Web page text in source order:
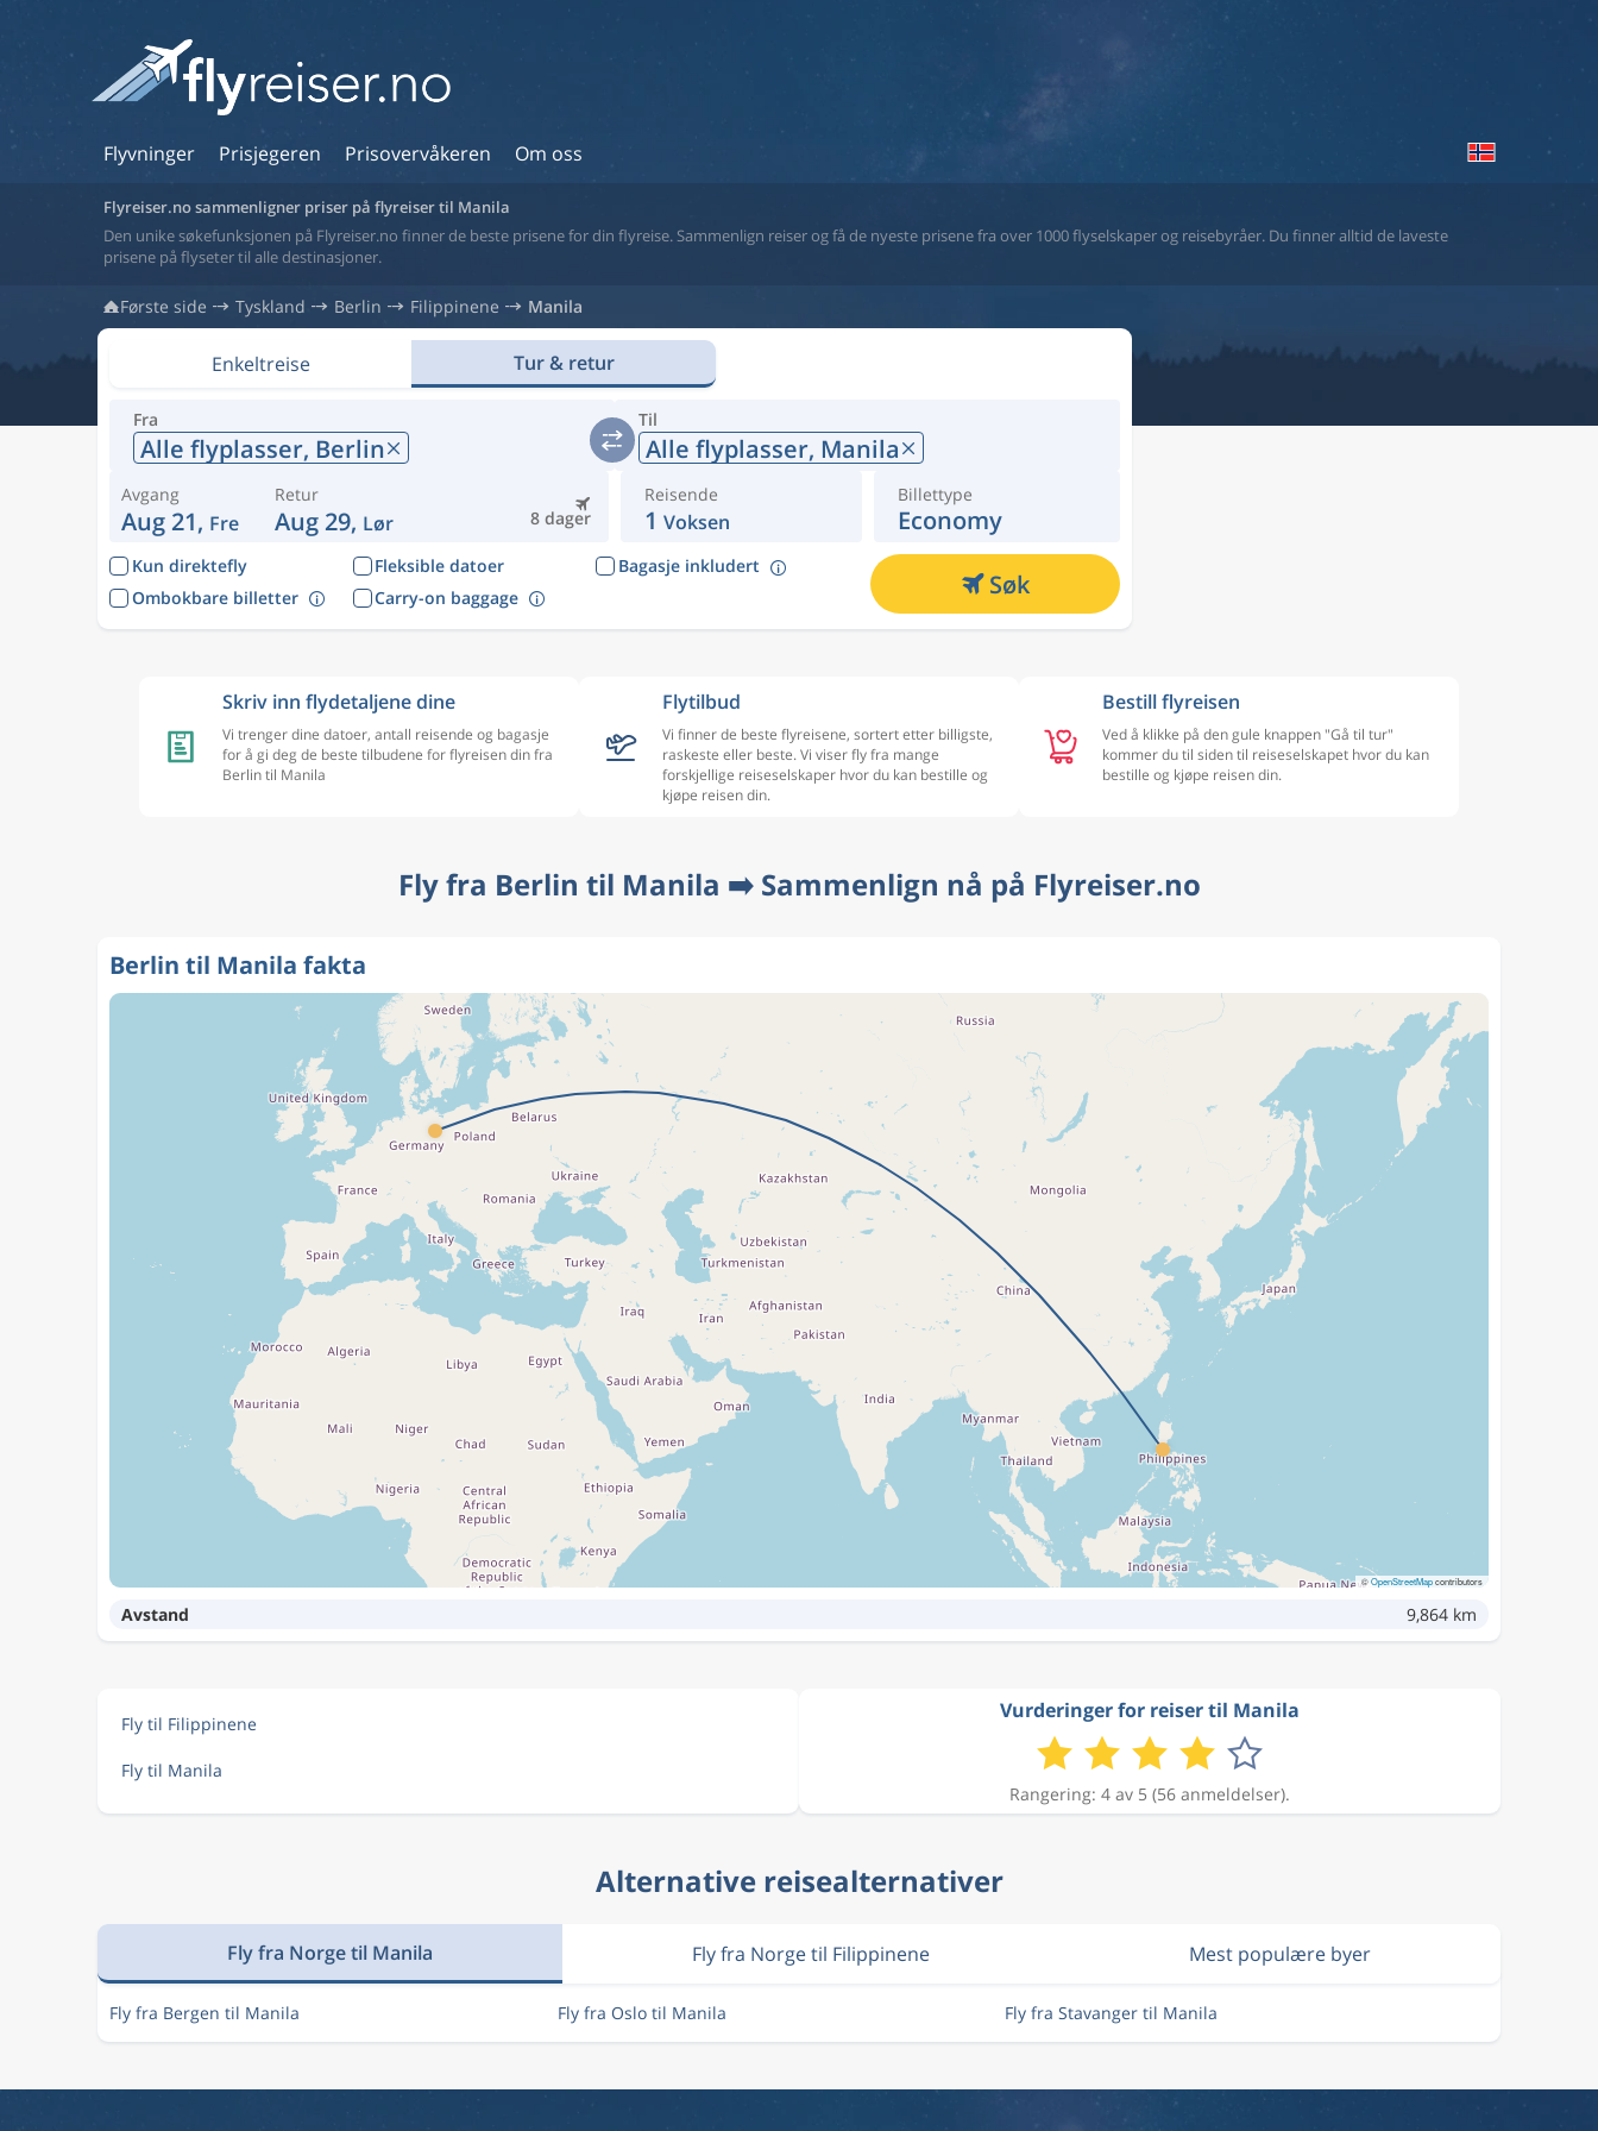
Flyvninger Prisjegeren Prisovervåkeren Om oss
Flyreiser.no sammenligner priser på flyreiser til Manila
Den unike søkefunksjonen på Flyreiser.no finner de beste prisene for din flyreise. Sammenlign reiser og få de nyeste prisene fra over 1000 flyselskaper og reisebyråer. Du finner alltid de laveste
prisene på flyseter til alle destinasjoner.
Første side Tyskland Berlin Filippinene Manila
Enkeltreise Tur & retur
Fra
Alle flyplasser, Berlin
Til
Alle flyplasser, Manila
Avgang
Aug 21, Fre 8 dager
Retur
Aug 29, Lør
Reisende
1 Voksen
Billettype
Economy
Kun direktefly Fleksible datoer
Bagasje inkludert
Ombokbare billetter
Carry-on baggage Søk
Skriv inn flydetaljene dine
Vi trenger dine datoer, antall reisende og bagasje
for å gi deg de beste tilbudene for flyreisen din fra
Berlin til Manila
Flytilbud
Vi finner de beste flyreisene, sortert etter billigste,
raskeste eller beste. Vi viser fly fra mange
forskjellige reiseselskaper hvor du kan bestille og
kjøpe reisen din.
Bestill flyreisen
Ved å klikke på den gule knappen "Gå til tur"
kommer du til siden til reiseselskapet hvor du kan
bestille og kjøpe reisen din.
Fly fra Berlin til Manila ➡️ Sammenlign nå på Flyreiser.no
Berlin til Manila fakta
©OpenStreetMapcontributors
Avstand 9,864 km
Fly til Filippinene
Fly til Manila
Vurderinger for reiser til Manila
Rangering: 4 av 5 (56 anmeldelser).
Alternative reisealternativer
Fly fra Norge til Manila Fly fra Norge til Filippinene Mest populære byer
Fly fra Bergen til Manila Fly fra Oslo til Manila Fly fra Stavanger til Manila